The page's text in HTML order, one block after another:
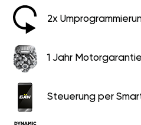
2x
1 Jahr
Steuerung per